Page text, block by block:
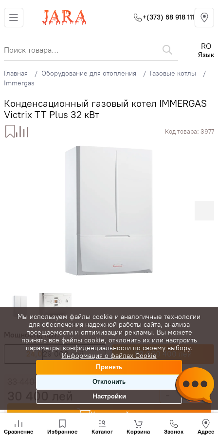
+(373) 68 918 111
RO
Язык
Главная Оборудование для отопления
Газовые котлы
Immergas
Конденсационный газовый котел IMMERGAS
Victrix TT Plus 32 кВт
Код товара: 3977
Мощность, кВт:
24,0 29 000 лей 32,030 400 лей
- +
Купить сейчас
Сравнение Избранное Каталог Корзина Звонок Адрес
нам
+(373)
Мы используем файлы cookie и аналогичные технологии
для обеспечения надежной работы сайта, анализа
посещаемости и оптимизации рекламы. Вы можете
принять все файлы cookie, отклонить их или настроить
параметры конфиденциальности по своему выбору.
Информация о файлах Cookie
Принять
Отклонить
Настройки